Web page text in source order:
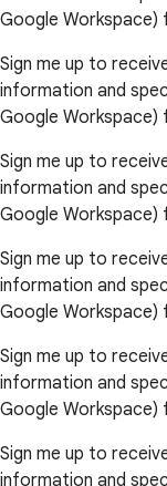
Google Workspace)
Sign me up to
information and
Google Workspace)
Sign me up to
information and
Google Workspace)
Sign me up to
information and
Google Workspace)
Sign me up to
information and
Google Workspace)
Sign me up to
information and